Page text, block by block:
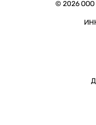
© 2026 ООО